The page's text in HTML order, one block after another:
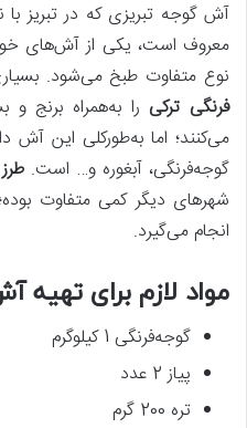
آش گوجه تبریزی که در تبریز با
نوع متفاوت طبخ می‌شود.
فرنگی ترکیرا به‌همراه برنج و
می‌کنند؛ اما به‌طورکلی این آش
گوجه‌فرنگی، آبغوره و… است.
شهرهای دیگر کمی متفاوت
انجام می‌گیرد.
مواد لازم برای تهیه
گوجه‌فرنگی 1 کیلوگرم
پیاز 2 عدد
تره 200 گرم